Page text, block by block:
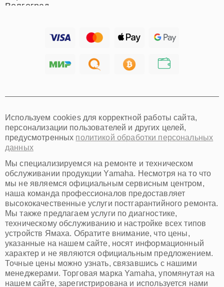
Волгоград
Хабаровск
Омск
Красноярск
Пермь
Ульяновск
Киров
Архангельск
Астрахань
Белгород
Благовещенск
Брянск
Владивосток
Владикавказ
Владимир
Волжский
Вологда
Грозный
Используем cookies для корректной работы сайта,
персонализации пользователей и других целей,
предусмотренных политикой обработки персональных
данных
Мы специализируемся на ремонте и техническом
обслуживании продукции Yamaha. Несмотря на то что
мы не являемся официальным сервисным центром,
наша команда профессионалов предоставляет
высококачественные услуги постгарантийного ремонта.
Мы также предлагаем услуги по диагностике,
техническому обслуживанию и настройке всех типов
устройств Ямаха. Обратите внимание, что цены,
указанные на нашем сайте, носят информационный
характер и не являются официальным предложением.
Точные цены можно узнать, связавшись с нашими
менеджерами. Торговая марка Yamaha, упомянутая на
нашем сайте, зарегистрирована и используется нами